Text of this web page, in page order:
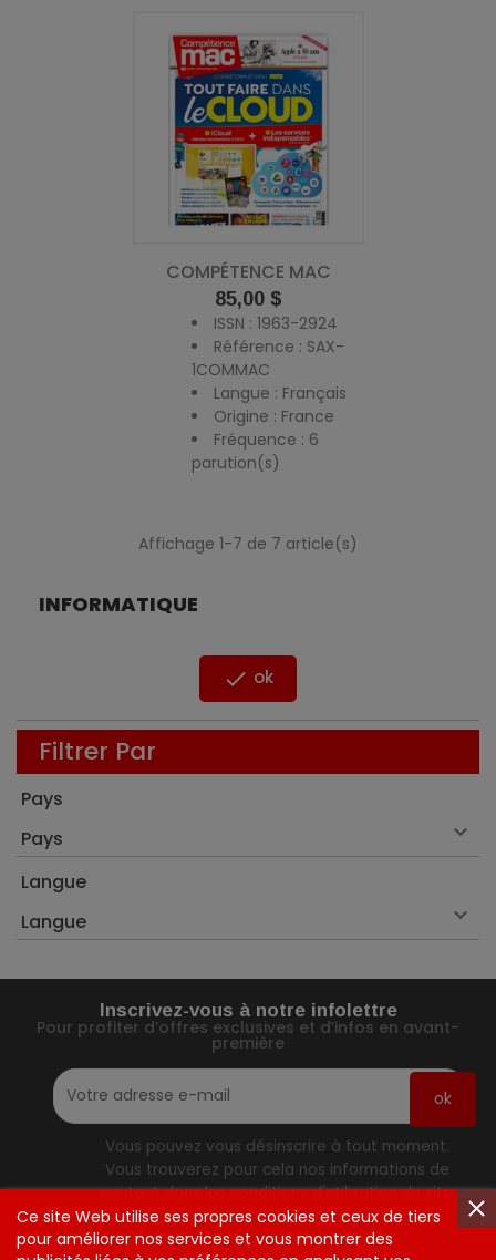
COMPÉTENCE MAC
Prix
85,00 $
ISSN : 1963-2924
Référence : SAX-
1COMMAC
Langue : Français
Origine : France
Fréquence : 6
parution(s)
Affichage 1-7 de 7 article(s)
INFORMATIQUE
 ok
Filtrer Par
Pays
Pays

Langue
Langue

Inscrivez-vous à notre infolettre
Pour profiter d’offres exclusives et d’infos en avant-
première
Vous pouvez vous désinscrire à tout moment.
Vous trouverez pour cela nos informations de
contact dans les conditions d'utilisation du site.
Ce site Web utilise ses propres cookies et ceux de tiers
pour améliorer nos services et vous montrer des